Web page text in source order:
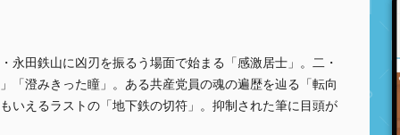
永田鉄山に凶刃を振るう場面で始まる「感激居士」。二・
「澄みきった瞳」。ある共産党員の魂の遍歴を辿る「転向
いえるラストの「地下鉄の切符」。抑制された筆に目頭が